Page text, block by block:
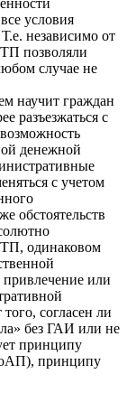
условия
независимо от
позволяли
случае не
научит граждан
разъезжаться с
денежной
с учетом
обстоятельств
одинаковом
или
согласен ли
без ГАИ или не
принципу
принципу